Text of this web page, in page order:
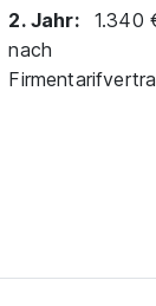
2. Jahr:
1.340
nach